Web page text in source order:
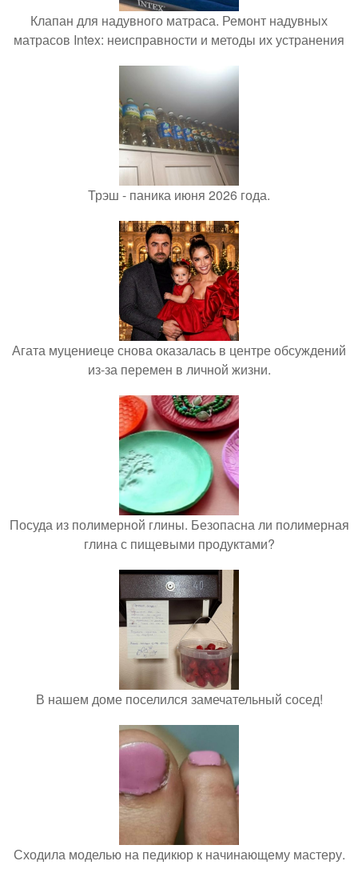
Клапан для надувного матраса. Ремонт надувных
матрасов Intex: неисправности и методы их устранения
Трэш - паника июня 2026 года.
Агата муцениеце снова оказалась в центре обсуждений
из-за перемен в личной жизни.
Посуда из полимерной глины. Безопасна ли полимерная
глина с пищевыми продуктами?
В нашем доме поселился замечательный сосед!
Сходила моделью на педикюр к начинающему мастеру.